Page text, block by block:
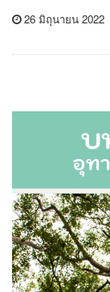
26 มิถุนายน 2022